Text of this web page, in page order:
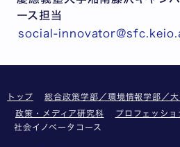
ース担当
social-
トップ
総合政策学部／環境情報学部／
政策・メディア研究科
プロフェッショ
社会イノベータコース